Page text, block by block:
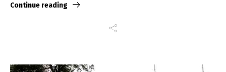
Continue reading